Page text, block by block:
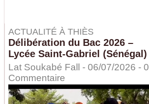
ACTUALITÉ À THIÈS
Délibération du Bac 2026 –
Lycée Saint-Gabriel (Sénégal)
Lat Soukabé Fall - 06/07/2026 - 0
Commentaire